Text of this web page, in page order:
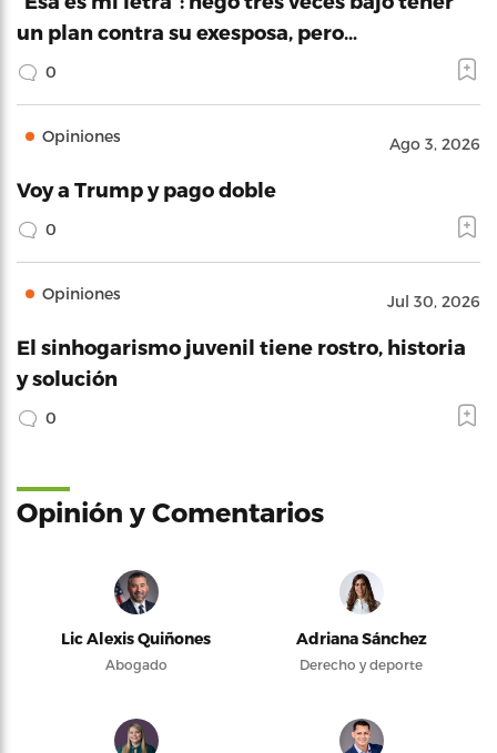
un plan contra su exesposa, pero…
0
Opiniones Ago 3, 2026
Voy a Trump y pago doble
0
Opiniones Jul 30, 2026
El sinhogarismo juvenil tiene rostro, historia
y solución
0
Opinión y Comentarios
Lic Alexis Quiñones
Abogado
Adriana Sánchez
Derecho y deporte